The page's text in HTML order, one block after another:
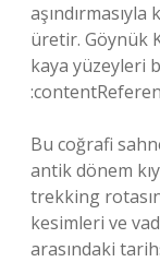
üretir. Göynük
kaya yüzeyleri
Bu coğrafi
antik dönem
trekking
kesimleri ve
arasındaki